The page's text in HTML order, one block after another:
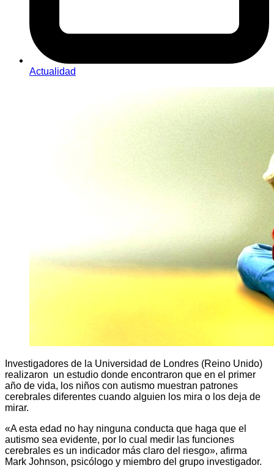
Actualidad
Investigadores de la Universidad de Londres (Reino Unido)
realizaron un estudio donde encontraron que en el primer
año de vida, los niños con autismo muestran patrones
cerebrales diferentes cuando alguien los mira o los deja de
mirar.
«A esta edad no hay ninguna conducta que haga que el
autismo sea evidente, por lo cual medir las funciones
cerebrales es un indicador más claro del riesgo», afirma
Mark Johnson, psicólogo y miembro del grupo investigador.